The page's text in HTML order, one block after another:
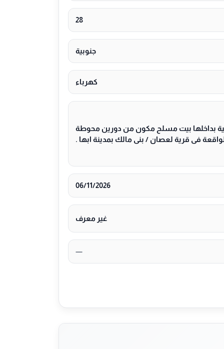
28
جنوبية
كهرباء
بداخلها بيت مسلح مكون من دورين محوطة
فى قرية لعصان / بنى مالك بمدينة ابها .
06/11/2026
غير معرف
—